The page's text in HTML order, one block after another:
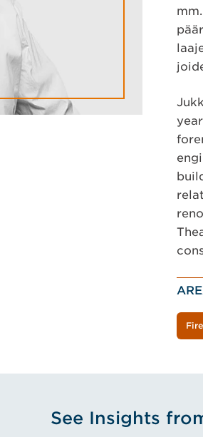
See Insights